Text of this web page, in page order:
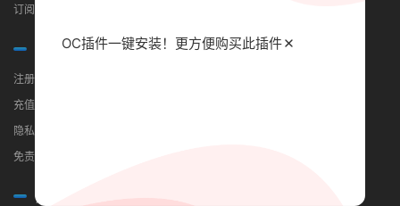
订阅RSS
常见问题
注册须知
充值相关
隐私政策
免责声明
分类导航
服务与支持
OC插件一键安装！更方便购买此插件